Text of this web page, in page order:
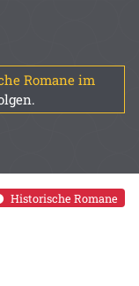
Romane im
Historische Romane